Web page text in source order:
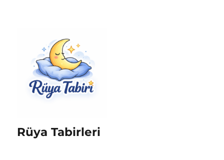
Rüya Tabirleri